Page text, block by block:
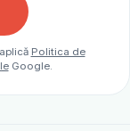
Politica de
Google.